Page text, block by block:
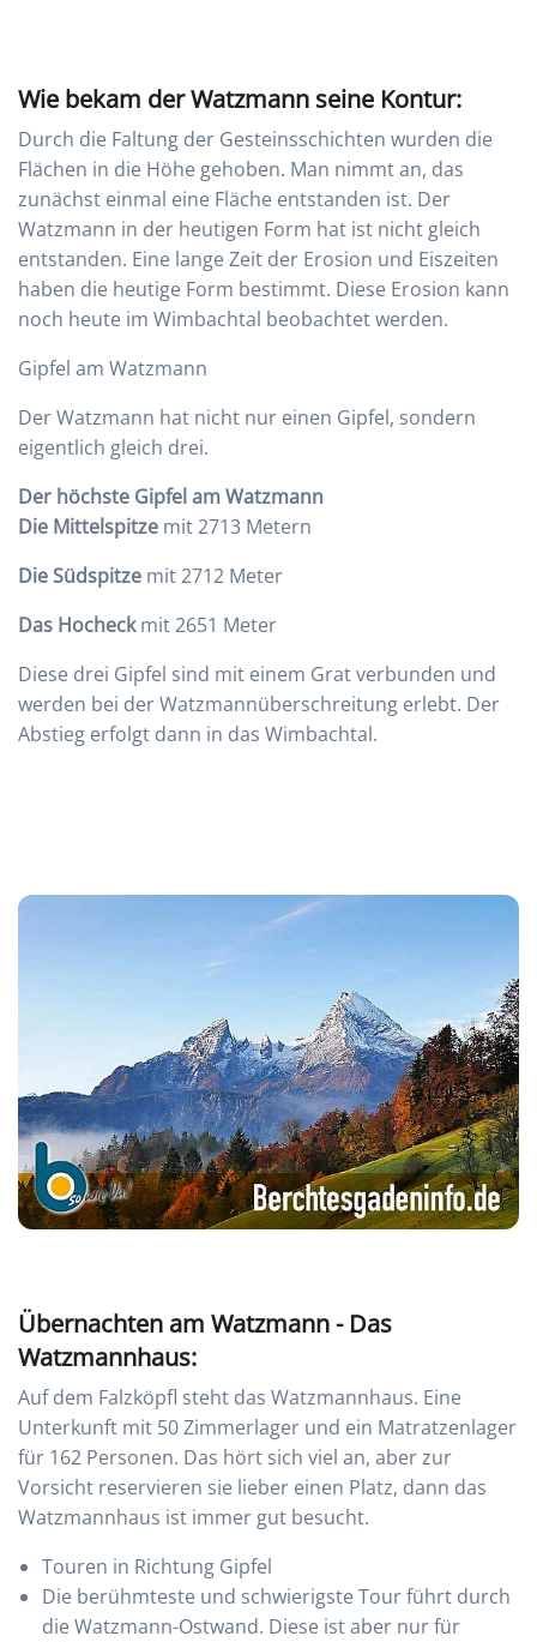
Wie bekam der Watzmann seine Kontur:
Durch die Faltung der Gesteinsschichten wurden die
Flächen in die Höhe gehoben. Man nimmt an, das
zunächst einmal eine Fläche entstanden ist. Der
Watzmann in der heutigen Form hat ist nicht gleich
entstanden. Eine lange Zeit der Erosion und Eiszeiten
haben die heutige Form bestimmt. Diese Erosion kann
noch heute im Wimbachtal beobachtet werden.
Gipfel am Watzmann
Der Watzmann hat nicht nur einen Gipfel, sondern
eigentlich gleich drei.
Der höchste Gipfel am Watzmann
Die Mittelspitze mit 2713 Metern
Die Südspitze mit 2712 Meter
Das Hocheckmit 2651 Meter
Diese drei Gipfel sind mit einem Grat verbunden und
werden bei der Watzmannüberschreitung erlebt. Der
Abstieg erfolgt dann in das Wimbachtal.
Übernachten am Watzmann - Das
Watzmannhaus:
Auf dem Falzköpfl steht das Watzmannhaus. Eine
Unterkunft mit 50 Zimmerlager und ein Matratzenlager
für 162 Personen. Das hört sich viel an, aber zur
Vorsicht reservieren sie lieber einen Platz, dann das
Watzmannhaus ist immer gut besucht.
Touren in Richtung Gipfel
Die berühmteste und schwierigste Tour führt durch
die Watzmann-Ostwand. Diese ist aber nur für